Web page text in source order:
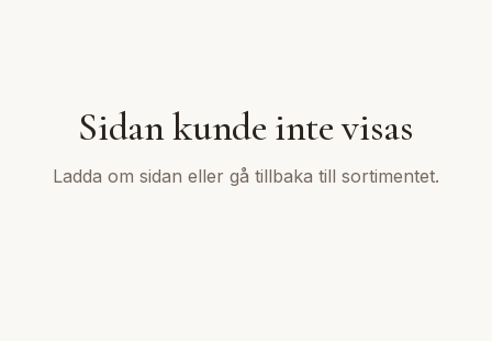
Sidan kunde inte visas
Ladda om sidan eller gå tillbaka till sortimentet.